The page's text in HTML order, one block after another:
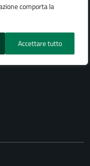
comporta la
Accettare tutto